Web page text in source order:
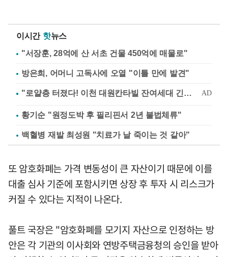
이시간 핫뉴스
"서장훈, 28억에 산 서초 건물 450억에 매물로"
방은희, 어머니 고독사에 오열 "이틀 만에 발견"
황기순 "원정도박 후 필리핀서 2년 불법체류"
백혈병 재발 최성원 "치료가 날 죽이는 것 같아"
또 암호화폐는 가격 변동성이 큰 자산이기 때문에 이를
대출 심사 기준에 포함시키면 상장 후 투자 시 리스크가
커질 수 있다는 지적이 나온다.
풀트 국장은 "암호화폐를 모기지 자산으로 인정하는 방
안은 각 기관의 이사회와 연방주택금융청의 승인을 받아